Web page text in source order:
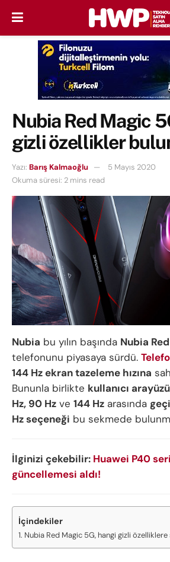
Nubia Red Magic
gizli özellikler
Yazı: Barış Kalmaoğlu
5 Mayıs 2020
Okuma süresi: 2 mins read
Nubia bu yılın başında Nubia
telefonunu piyasaya sürdü.
144 Hz ekran tazeleme hızına
Bununla birlikte kullanıcı
Hz, 90 Hz ve 144 Hz arasında
Hz seçeneği bu sekmede
İlginizi çekebilir: Huawei P40
güncellemesi aldı!
İçindekiler
Nubia Red Magic 5G, hangi gizli